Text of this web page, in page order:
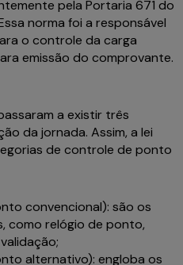
pela Portaria 671 do
norma foi a responsável
o controle da carga
emissão do comprovante.
a existir três
da jornada. Assim, a lei
de controle de ponto
convencional): são os
como relógio de ponto,
alternativo): engloba os